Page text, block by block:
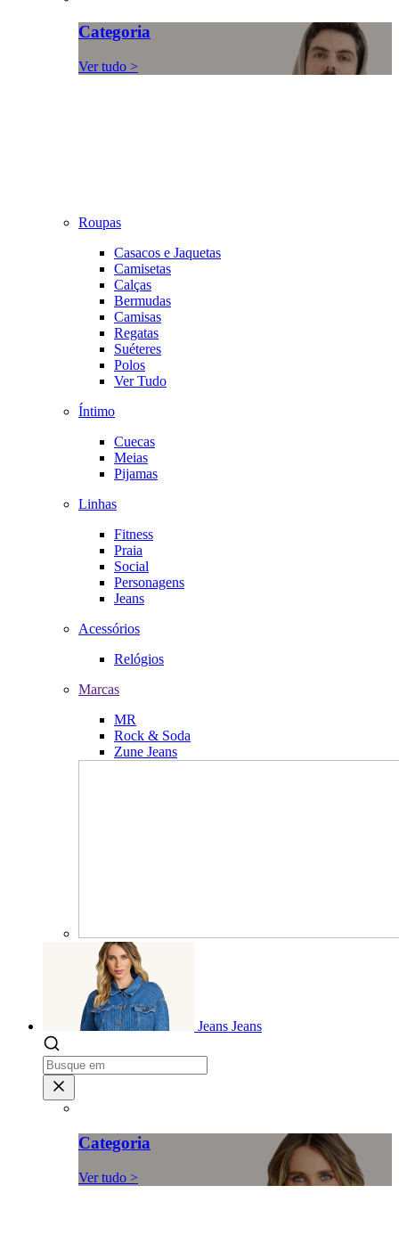
Categoria
Ver tudo >
Roupas
Casacos e Jaquetas
Camisetas
Calças
Bermudas
Camisas
Regatas
Suéteres
Polos
Ver Tudo
Íntimo
Cuecas
Meias
Pijamas
Linhas
Fitness
Praia
Social
Personagens
Jeans
Acessórios
Relógios
Marcas
MR
Rock & Soda
Zune Jeans
Jeans Jeans
Categoria
Ver tudo >